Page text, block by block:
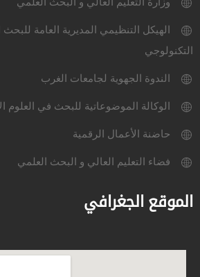
الهيكل التنظيمي المديرية العامة للبحث
التكنولوجي
الندوة الجهوية لجامعات الغرب
الوكالة الموضوعاتية للبحث في العلوم
حاضنة الأعمال الرقمية
فضاء التعليم العالي و البحث العلمي
الموقع الجغرافي